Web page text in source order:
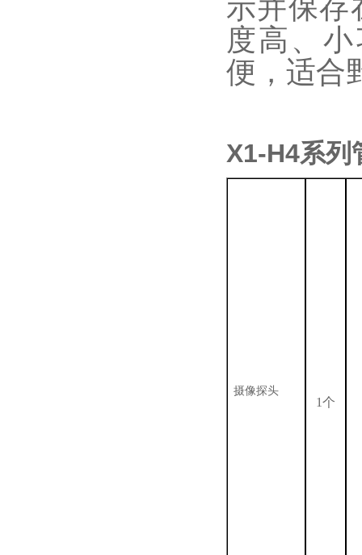
示并保存
度高、
便，适合
X1-H4系列
摄像探头
1个